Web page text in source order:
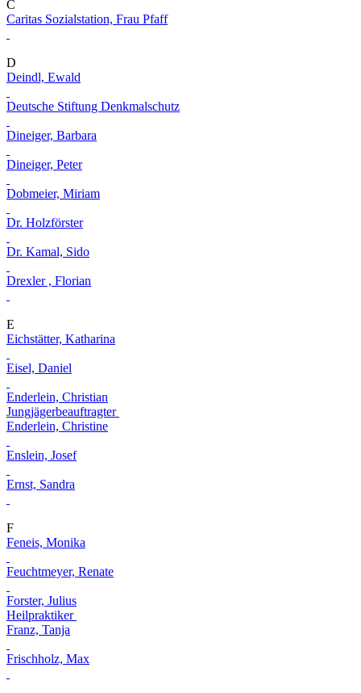
C
Caritas Sozialstation, Frau Pfaff
D
Deindl, Ewald
Deutsche Stiftung Denkmalschutz
Dineiger, Barbara
Dineiger, Peter
Dobmeier, Miriam
Dr. Holzförster
Dr. Kamal, Sido
Drexler , Florian
E
Eichstätter, Katharina
Eisel, Daniel
Enderlein, Christian
Jungjägerbeauftragter
Enderlein, Christine
Enslein, Josef
Ernst, Sandra
F
Feneis, Monika
Feuchtmeyer, Renate
Forster, Julius
Heilpraktiker
Franz, Tanja
Frischholz, Max